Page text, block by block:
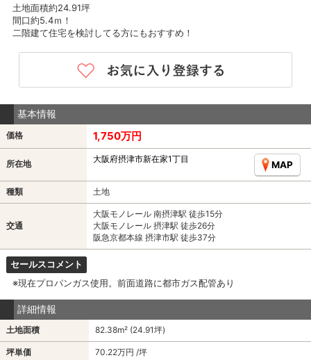
土地面積約24.91坪
間口約5.4ｍ！
二階建て住宅を検討してる方にもおすすめ！
基本情報
価格 1,750万円
所在地 大阪府摂津市新在家1丁目
MAP
種類 土地
交通
大阪モノレール 南摂津駅 徒歩15分
大阪モノレール 摂津駅 徒歩26分
阪急京都本線 摂津市駅 徒歩37分
セールスコメント
※現在プロパンガス使用。前面道路に都市ガス配管あり
詳細情報
土地面積 82.38m² (24.91坪)
坪単価 70.22万円 /坪